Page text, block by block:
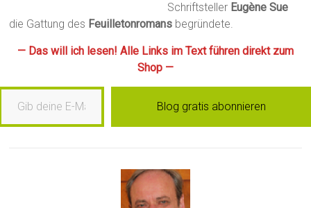
Schriftsteller Eugène Sue
die Gattung des Feuilletonromans begründete.
— Das will ich lesen! Alle Links im Text führen direkt zum
Shop —
E-Mail-Adresse ein …
Blog gratis abonnieren